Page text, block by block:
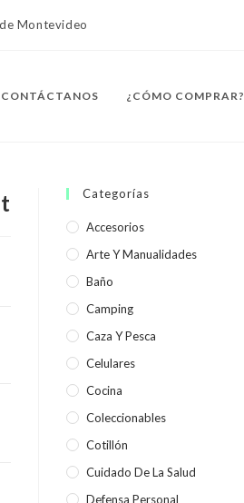
Montevideo
CONTÁCTANOS ¿CÓMO COMPRAR?
Categorías
Accesorios
Arte Y Manualidades
Baño
Camping
Caza Y Pesca
Celulares
Cocina
Coleccionables
Cotillón
Cuidado De La Salud
Defensa Personal